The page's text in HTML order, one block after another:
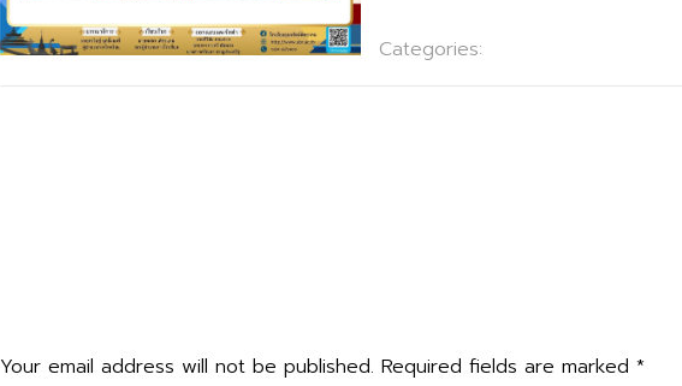
Categories:
Your email address will not be published. Required fields are marked *